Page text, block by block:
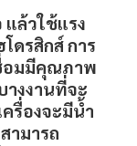
ล้วใช้แรง
ดรสิกส์ การ
อมมีคุณภาพ
งงานที่จะ
รื่องจะมีน้ำ
ามารถ